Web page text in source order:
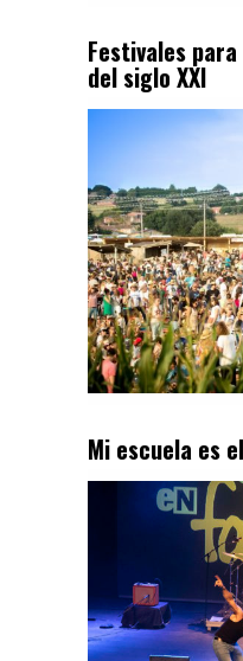
Festivales
del siglo XXI
Mi escuela es